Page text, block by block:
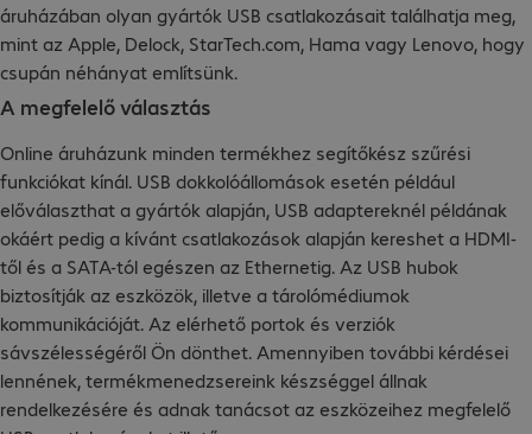
áruházában olyan gyártók USB csatlakozásait találhatja meg,
mint az Apple, Delock, StarTech.com, Hama vagy Lenovo, hogy
csupán néhányat említsünk.
A megfelelő választás
Online áruházunk minden termékhez segítőkész szűrési
funkciókat kínál. USB dokkolóállomások esetén például
előválaszthat a gyártók alapján, USB adaptereknél példának
okáért pedig a kívánt csatlakozások alapján kereshet a HDMI-
től és a SATA-tól egészen az Ethernetig. Az USB hubok
biztosítják az eszközök, illetve a tárolómédiumok
kommunikációját. Az elérhető portok és verziók
sávszélességéről Ön dönthet. Amennyiben további kérdései
lennének, termékmenedzsereink készséggel állnak
rendelkezésére és adnak tanácsot az eszközeihez megfelelő